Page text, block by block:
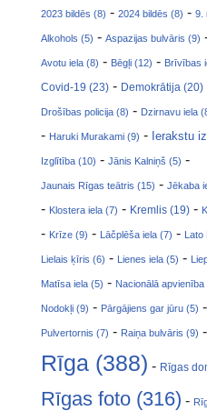
2023 bildēs (8) - 2024 bildēs (8) - 9.
Alkohols (5) - Aspazijas bulvāris (9)
Avotu iela (8) - Bēgļi (12) - Brīvības
Covid-19 (23) - Demokrātija (20)
Drošības policija (8) - Dzirnavu iela
- Haruki Murakami (9) - Ierakstu
Izglītība (10) - Jānis Kalniņš (5) -
Jaunais Rīgas teātris (15) - Jēkaba
- Klostera iela (7) - Kremlis (19) -
- Krīze (9) - Lāčplēša iela (7) - Lato
Lielais ķīris (6) - Lienes iela (5) -
Matīsa iela (5) - Nacionālā apvienība
Nodokļi (9) - Pārgājiens gar jūru (5) -
Pulvertornis (7) - Raiņa bulvāris (9) -
Rīga (388) - Rīgas
Rīgas foto (316) -